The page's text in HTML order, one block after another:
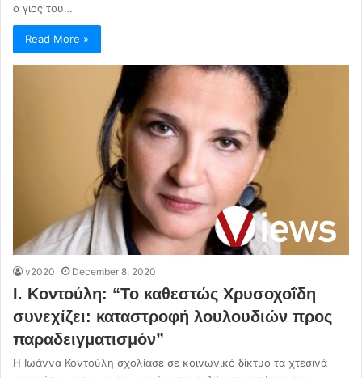
ο γιος του…
Read More »
v2020 December 8, 2020
Ι. Κοντούλη: “Το καθεστώς Χρυσοχοΐδη
συνεχίζει: καταστροφή λουλουδιών προς
παραδειγματισμόν”
Η Ιωάννα Κοντούλη σχολίασε σε κοινωνικό δίκτυο τα χτεσινά